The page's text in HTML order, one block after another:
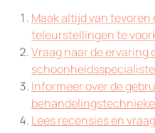
Maak altijd van tevoren
teleurstellingen te
Vraag naar de ervaring
Informeer over de
Lees recensies en